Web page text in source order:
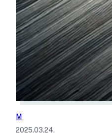
M
2025.03.24.